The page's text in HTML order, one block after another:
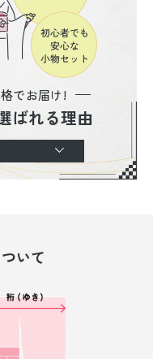
でお届け!
ばれる理由
いて